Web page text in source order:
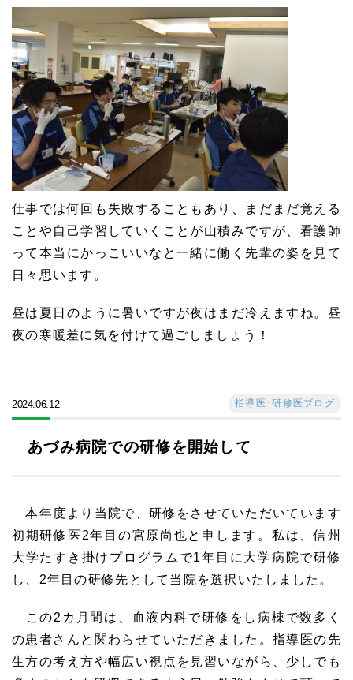
仕事では何回も失敗することもあり、まだまだ覚える
ことや自己学習していくことが山積みですが、看護師
って本当にかっこいいなと一緒に働く先輩の姿を見て
日々思います。
昼は夏日のように暑いですが夜はまだ冷えますね。昼
夜の寒暖差に気を付けて過ごしましょう！
2024.06.12 指導医･研修医ブログ
あづみ病院での研修を開始して
本年度より当院で、研修をさせていただいています
初期研修医2年目の宮原尚也と申します。私は、信州
大学たすき掛けプログラムで1年目に大学病院で研修
し、2年目の研修先として当院を選択いたしました。
この2カ月間は、血液内科で研修をし病棟で数多く
の患者さんと関わらせていただきました。指導医の先
生方の考え方や幅広い視点を見習いながら、少しでも